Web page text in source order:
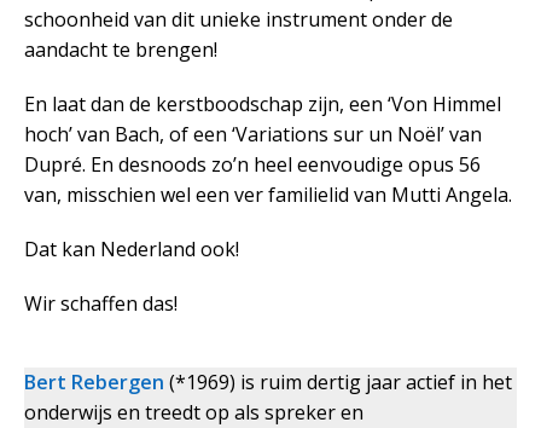
schoonheid van dit unieke instrument onder de
aandacht te brengen!
En laat dan de kerstboodschap zijn, een ‘Von Himmel
hoch’ van Bach, of een ‘Variations sur un Noël’ van
Dupré. En desnoods zo’n heel eenvoudige opus 56
van, misschien wel een ver familielid van Mutti Angela.
Dat kan Nederland ook!
Wir schaffen das!
Bert Rebergen (*1969) is ruim dertig jaar actief in het
onderwijs en treedt op als spreker en